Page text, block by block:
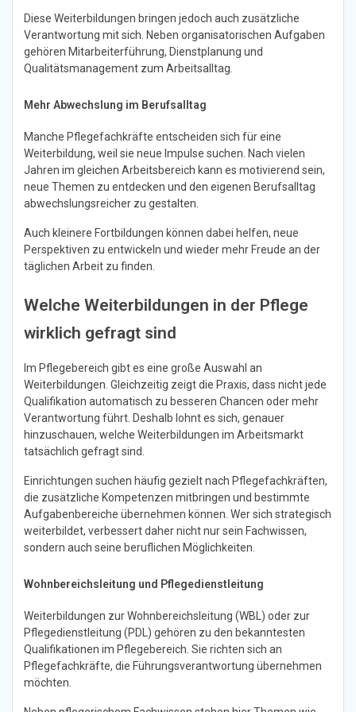
Diese Weiterbildungen bringen jedoch auch zusätzliche
Verantwortung mit sich. Neben organisatorischen Aufgaben
gehören Mitarbeiterführung, Dienstplanung und
Qualitätsmanagement zum Arbeitsalltag.
Mehr Abwechslung im Berufsalltag
Manche Pflegefachkräfte entscheiden sich für eine
Weiterbildung, weil sie neue Impulse suchen. Nach vielen
Jahren im gleichen Arbeitsbereich kann es motivierend sein,
neue Themen zu entdecken und den eigenen Berufsalltag
abwechslungsreicher zu gestalten.
Auch kleinere Fortbildungen können dabei helfen, neue
Perspektiven zu entwickeln und wieder mehr Freude an der
täglichen Arbeit zu finden.
Welche Weiterbildungen in der Pflege
wirklich gefragt sind
Im Pflegebereich gibt es eine große Auswahl an
Weiterbildungen. Gleichzeitig zeigt die Praxis, dass nicht jede
Qualifikation automatisch zu besseren Chancen oder mehr
Verantwortung führt. Deshalb lohnt es sich, genauer
hinzuschauen, welche Weiterbildungen im Arbeitsmarkt
tatsächlich gefragt sind.
Einrichtungen suchen häufig gezielt nach Pflegefachkräften,
die zusätzliche Kompetenzen mitbringen und bestimmte
Aufgabenbereiche übernehmen können. Wer sich strategisch
weiterbildet, verbessert daher nicht nur sein Fachwissen,
sondern auch seine beruflichen Möglichkeiten.
Wohnbereichsleitung und Pflegedienstleitung
Weiterbildungen zur Wohnbereichsleitung (WBL) oder zur
Pflegedienstleitung (PDL) gehören zu den bekanntesten
Qualifikationen im Pflegebereich. Sie richten sich an
Pflegefachkräfte, die Führungsverantwortung übernehmen
möchten.